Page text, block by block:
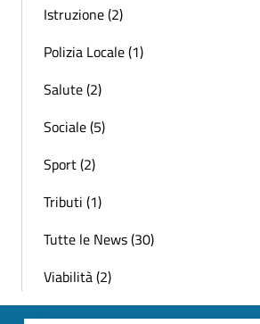
Istruzione (2)
Polizia Locale (1)
Salute (2)
Sociale (5)
Sport (2)
Tributi (1)
Tutte le News (30)
Viabilità (2)